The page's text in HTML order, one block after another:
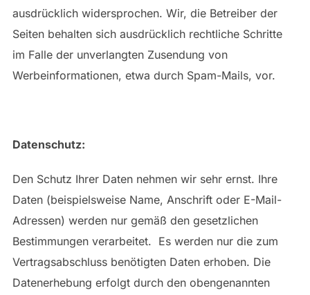
ausdrücklich widersprochen. Wir, die Betreiber der
Seiten behalten sich ausdrücklich rechtliche Schritte
im Falle der unverlangten Zusendung von
Werbeinformationen, etwa durch Spam-Mails, vor.
Datenschutz:
Den Schutz Ihrer Daten nehmen wir sehr ernst. Ihre
Daten (beispielsweise Name, Anschrift oder E-Mail-
Adressen) werden nur gemäß den gesetzlichen
Bestimmungen verarbeitet. Es werden nur die zum
Vertragsabschluss benötigten Daten erhoben. Die
Datenerhebung erfolgt durch den obengenannten